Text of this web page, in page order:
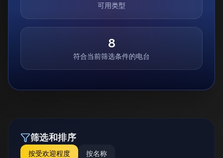
可用类型
8
符合当前筛选条件的电台
筛选和排序
按受欢迎程度 按名称